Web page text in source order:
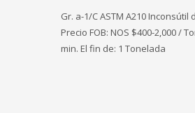
Gr. a-1/C ASTM A210
Precio FOB: NOS $400-2,000 /
min. El fin de: 1 Tonelada